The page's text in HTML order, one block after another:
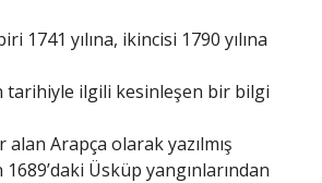
1741 yılına, ikincisi 1790 yılına
tarihiyle ilgili kesinleşen bir bilgi
Arapça olarak yazılmış
Üsküp yangınlarından